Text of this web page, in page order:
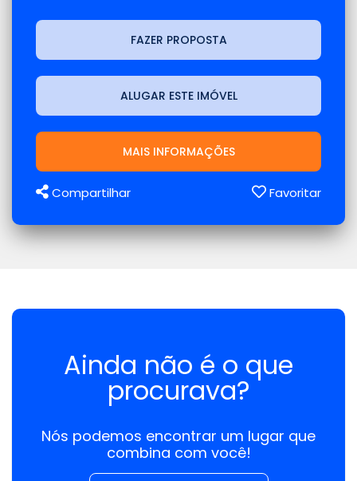
FAZER PROPOSTA
ALUGAR ESTE IMÓVEL
MAIS INFORMAÇÕES
Compartilhar Favoritar
Ainda não é o que
procurava?
Nós podemos encontrar um lugar que
combina com você!